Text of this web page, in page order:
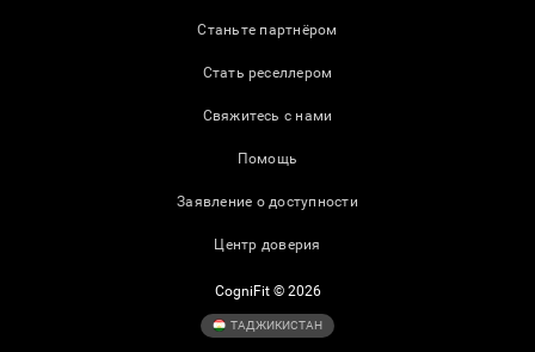
Станьте партнёром
Стать реселлером
Свяжитесь с нами
Помощь
Заявление о доступности
Центр доверия
CogniFit © 2026
ТАДЖИКИСТАН